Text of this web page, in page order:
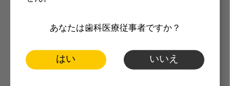
あなたは歯科医療従事者ですか？
はい いいえ